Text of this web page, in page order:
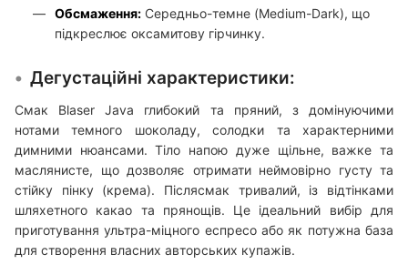
Обсмаження: Середньо-темне (Medium-Dark), що
підкреслює оксамитову гірчинку.
Дегустаційні характеристики:
Смак Blaser Java глибокий та пряний, з домінуючими
нотами темного шоколаду, солодки та характерними
димними нюансами. Тіло напою дуже щільне, важке та
маслянисте, що дозволяє отримати неймовірно густу та
стійку пінку (крема). Післясмак тривалий, із відтінками
шляхетного какао та прянощів. Це ідеальний вибір для
приготування ультра-міцного еспресо або як потужна база
для створення власних авторських купажів.